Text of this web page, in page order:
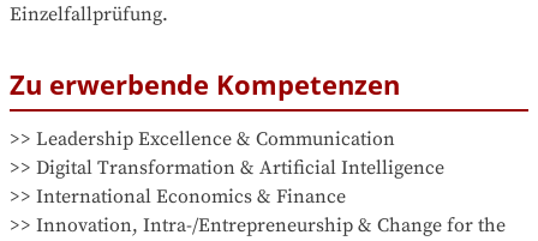
Einzelfallprüfung.
Zu erwerbende Kompetenzen
>> Leadership Excellence & Communication
>> Digital Transformation & Artificial Intelligence
>> International Economics & Finance
>> Innovation, Intra-/Entrepreneurship & Change for the